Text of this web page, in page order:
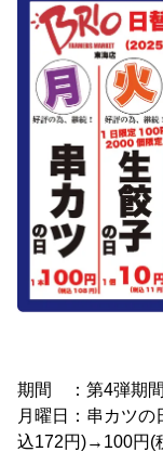
期間 ：第4弾期
月曜日：串カツ
込172円)→100円(